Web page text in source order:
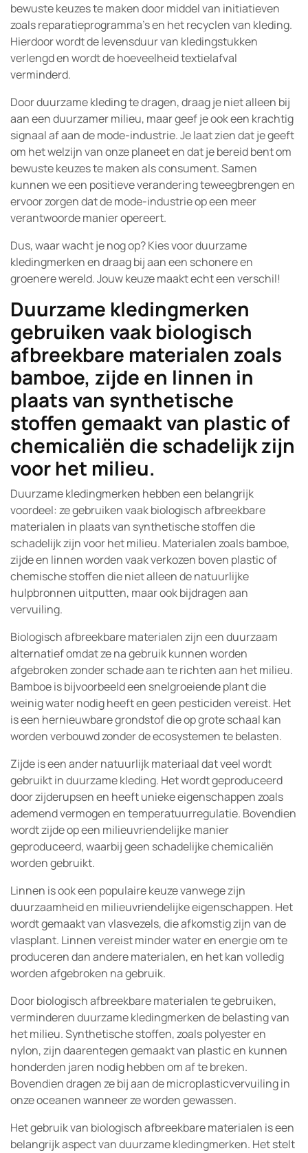
bewuste keuzes te maken door middel van initiatieven
zoals reparatieprogramma’s en het recyclen van kleding.
Hierdoor wordt de levensduur van kledingstukken
verlengd en wordt de hoeveelheid textielafval
verminderd.
Door duurzame kleding te dragen, draag je niet alleen bij
aan een duurzamer milieu, maar geef je ook een krachtig
signaal af aan de mode-industrie. Je laat zien dat je geeft
om het welzijn van onze planeet en dat je bereid bent om
bewuste keuzes te maken als consument. Samen
kunnen we een positieve verandering teweegbrengen en
ervoor zorgen dat de mode-industrie op een meer
verantwoorde manier opereert.
Dus, waar wacht je nog op? Kies voor duurzame
kledingmerken en draag bij aan een schonere en
groenere wereld. Jouw keuze maakt echt een verschil!
Duurzame kledingmerken
gebruiken vaak biologisch
afbreekbare materialen zoals
bamboe, zijde en linnen in
plaats van synthetische
stoffen gemaakt van plastic of
chemicaliën die schadelijk zijn
voor het milieu.
Duurzame kledingmerken hebben een belangrijk
voordeel: ze gebruiken vaak biologisch afbreekbare
materialen in plaats van synthetische stoffen die
schadelijk zijn voor het milieu. Materialen zoals bamboe,
zijde en linnen worden vaak verkozen boven plastic of
chemische stoffen die niet alleen de natuurlijke
hulpbronnen uitputten, maar ook bijdragen aan
vervuiling.
Biologisch afbreekbare materialen zijn een duurzaam
alternatief omdat ze na gebruik kunnen worden
afgebroken zonder schade aan te richten aan het milieu.
Bamboe is bijvoorbeeld een snelgroeiende plant die
weinig water nodig heeft en geen pesticiden vereist. Het
is een hernieuwbare grondstof die op grote schaal kan
worden verbouwd zonder de ecosystemen te belasten.
Zijde is een ander natuurlijk materiaal dat veel wordt
gebruikt in duurzame kleding. Het wordt geproduceerd
door zijderupsen en heeft unieke eigenschappen zoals
ademend vermogen en temperatuurregulatie. Bovendien
wordt zijde op een milieuvriendelijke manier
geproduceerd, waarbij geen schadelijke chemicaliën
worden gebruikt.
Linnen is ook een populaire keuze vanwege zijn
duurzaamheid en milieuvriendelijke eigenschappen. Het
wordt gemaakt van vlasvezels, die afkomstig zijn van de
vlasplant. Linnen vereist minder water en energie om te
produceren dan andere materialen, en het kan volledig
worden afgebroken na gebruik.
Door biologisch afbreekbare materialen te gebruiken,
verminderen duurzame kledingmerken de belasting van
het milieu. Synthetische stoffen, zoals polyester en
nylon, zijn daarentegen gemaakt van plastic en kunnen
honderden jaren nodig hebben om af te breken.
Bovendien dragen ze bij aan de microplasticvervuiling in
onze oceanen wanneer ze worden gewassen.
Het gebruik van biologisch afbreekbare materialen is een
belangrijk aspect van duurzame kledingmerken. Het stelt